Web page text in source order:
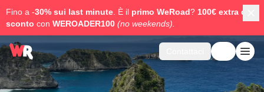
Fino a -30% sui last minute . È il primo WeRoad? 100€ extra di
sconto con WEROADER100 (no weekends).